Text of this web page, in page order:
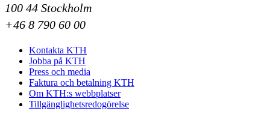
100 44 Stockholm
+46 8 790 60 00
Kontakta KTH
Jobba på KTH
Press och media
Faktura och betalning KTH
Om KTH:s webbplatser
Tillgänglighetsredogörelse